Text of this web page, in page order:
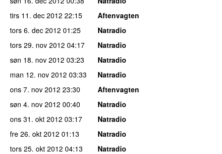
tirs 11. dec 2012 22:15
Aftenvagten
tors 6. dec 2012 01:25
Natradio
tors 29. nov 2012 04:17
Natradio
søn 18. nov 2012 03:23
Natradio
man 12. nov 2012 03:33
Natradio
ons 7. nov 2012 23:30
Aftenvagten
søn 4. nov 2012 00:40
Natradio
ons 31. okt 2012 03:17
Natradio
fre 26. okt 2012 01:13
Natradio
tors 25. okt 2012 04:13
Natradio